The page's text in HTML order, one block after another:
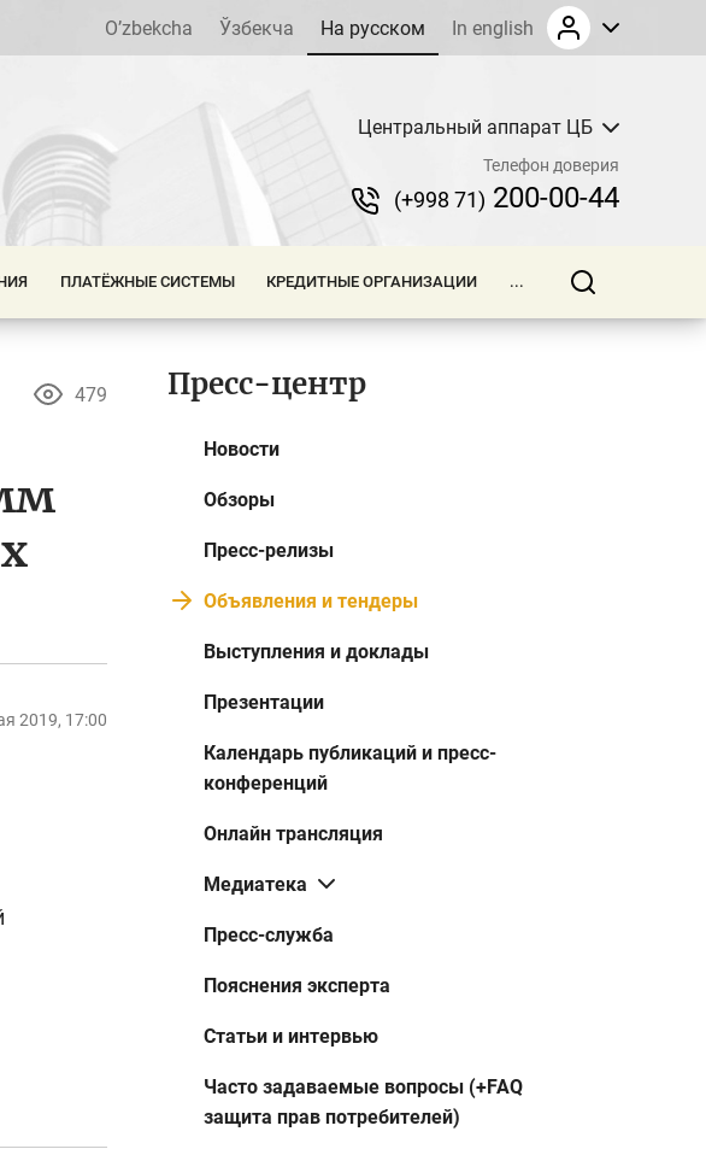
O’zbekcha Ўзбекча На русском In english
Центральный аппарат ЦБ
Телефон доверия
(+998 71) 200-00-44
ПЛАТЁЖНЫЕ СИСТЕМЫ КРЕДИТНЫЕ ОРГАНИЗАЦИИ ...
479
2019, 17:00
Пресс-центр
Новости
Обзоры
Пресс-релизы
Объявления и тендеры
Выступления и доклады
Презентации
Календарь публикаций и пресс-
конференций
Онлайн трансляция
Медиатека
Пресс-служба
Пояснения эксперта
Статьи и интервью
Часто задаваемые вопросы (+FAQ
защита прав потребителей)